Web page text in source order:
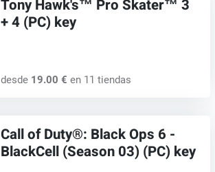
Tony Hawk's™ Pro Skater™ 3
+ 4 (PC) key
desde 19.00 € en 11 tiendas
Call of Duty®: Black Ops 6 -
BlackCell (Season 03) (PC) key